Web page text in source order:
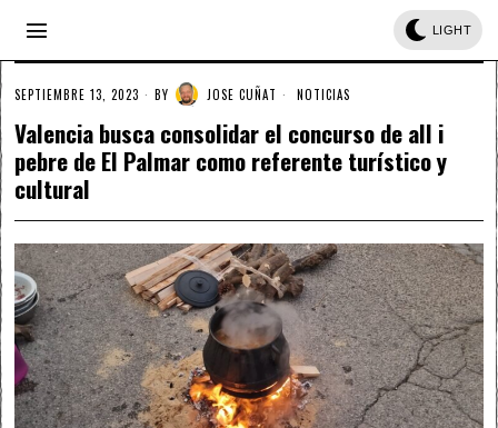
LIGHT
SEPTIEMBRE 13, 2023 BY JOSE CUÑAT NOTICIAS
Valencia busca consolidar el concurso de all i
pebre de El Palmar como referente turístico y
cultural